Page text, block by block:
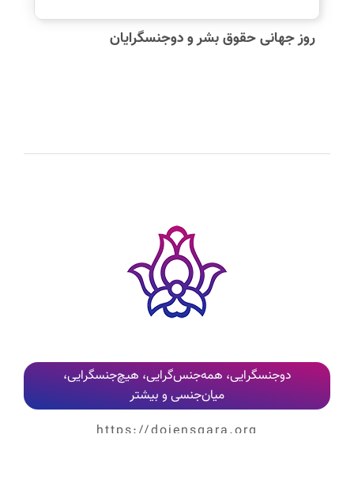
کلیه نظرات پس از بررسی و تایید مدیر وب‌سایت، به‌صورت عمومی منتشر می‌شوند
روز جهانی حقوق بشر و دوجنسگرایان
دوجنسگرایی، همه‌جنس‌گرایی، هیچ‌جنسگرایی،
میان‌جنسی و بیشتر
https://dojensgara.org